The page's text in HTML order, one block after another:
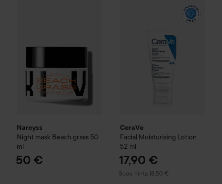
Narcyss
Night mask Beach grass 50
ml
50 €
CeraVe
Facial Moisturising Lotion
52 ml
17,90 €
Suos. hinta 18,50 €
Suositeltu hinta 18,50 €
Facial Moisturising